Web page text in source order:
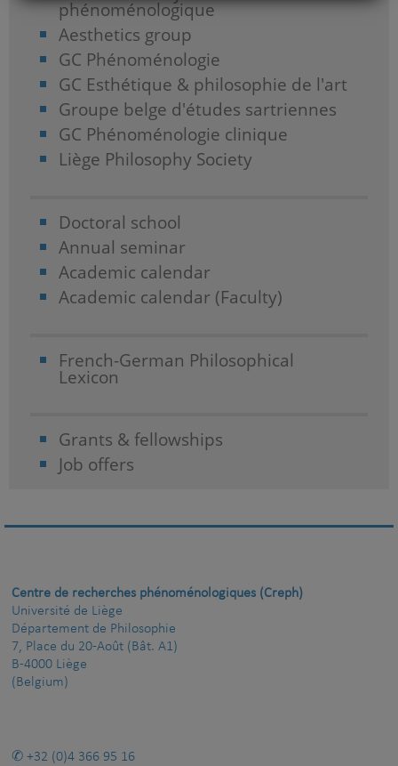
phénoménologique
Aesthetics group
GC Phénoménologie
GC Esthétique & philosophie de l'art
Groupe belge d'études sartriennes
GC Phénoménologie clinique
Liège Philosophy Society
Doctoral school
Annual seminar
Academic calendar
Academic calendar (Faculty)
French-German Philosophical
Lexicon
Grants & fellowships
Job offers
Centre de recherches phénoménologiques (Creph)
Université de Liège
Département de Philosophie
7, Place du 20-Août (Bât. A1)
B-4000 Liège
(Belgium)
+32 (0)4 366 95 16